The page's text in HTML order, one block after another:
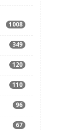
1008
349
120
110
96
67